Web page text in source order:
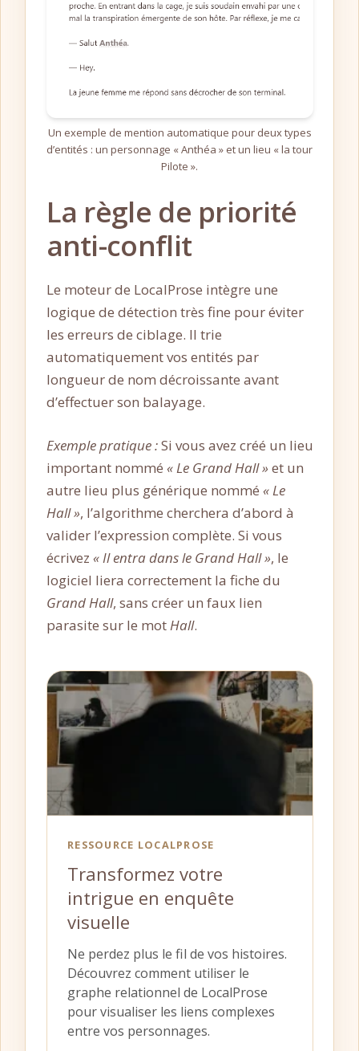
Un exemple de mention automatique pour deux types
d’entités : un personnage « Anthéa » et un lieu « la tour
Pilote ».
La règle de priorité
anti-conflit
Le moteur de LocalProse intègre une
logique de détection très fine pour éviter
les erreurs de ciblage. Il trie
automatiquement vos entités par
longueur de nom décroissante avant
d’effectuer son balayage.
Exemple pratique :Si vous avez créé un lieu
important nommé « Le Grand Hall » et un
autre lieu plus générique nommé « Le
Hall », l’algorithme cherchera d’abord à
valider l’expression complète. Si vous
écrivez « Il entra dans le Grand Hall », le
logiciel liera correctement la fiche du
Grand Hall, sans créer un faux lien
parasite sur le motHall.
RESSOURCE LOCALPROSE
Transformez votre
intrigue en enquête
visuelle
Ne perdez plus le fil de vos histoires.
Découvrez comment utiliser le
graphe relationnel de LocalProse
pour visualiser les liens complexes
entre vos personnages.